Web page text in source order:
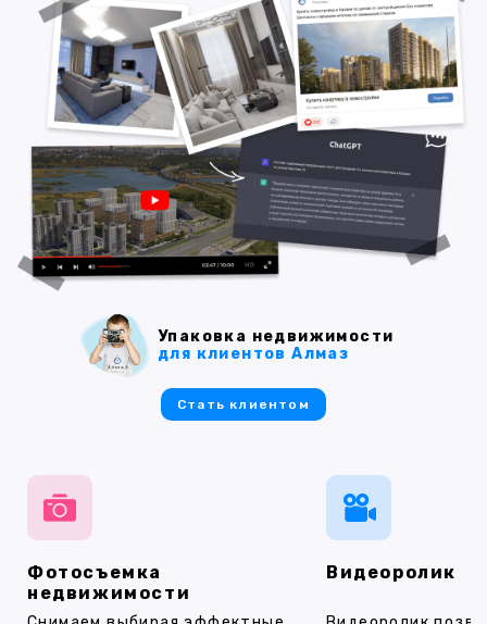
Фотосъемка
недвижимости
Видеоролик
Упаковка недвижимости
для клиентов Алмаз
Стать клиентом